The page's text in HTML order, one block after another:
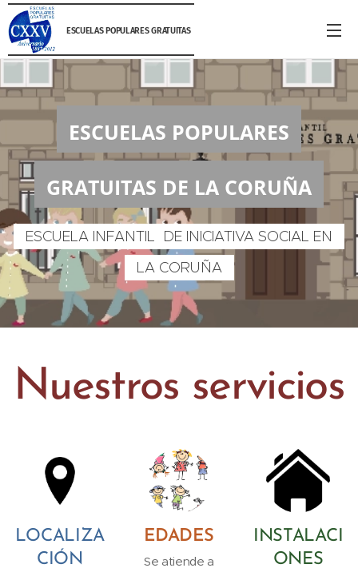
ESCUELAS POPULARES GRATUITAS
ESCUELAS POPULARES
GRATUITAS DE LA CORUÑA
ESCUELA INFANTIL DE INICIATIVA SOCIAL EN
LA CORUÑA
Nuestros servicios
LOCALIZA
CIÓN
EDADES
Se atiende a
INSTALACI
ONES